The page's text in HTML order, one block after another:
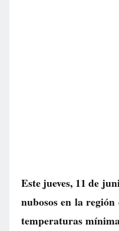
Este jueves, 11 de
nubosos en la
temperaturas